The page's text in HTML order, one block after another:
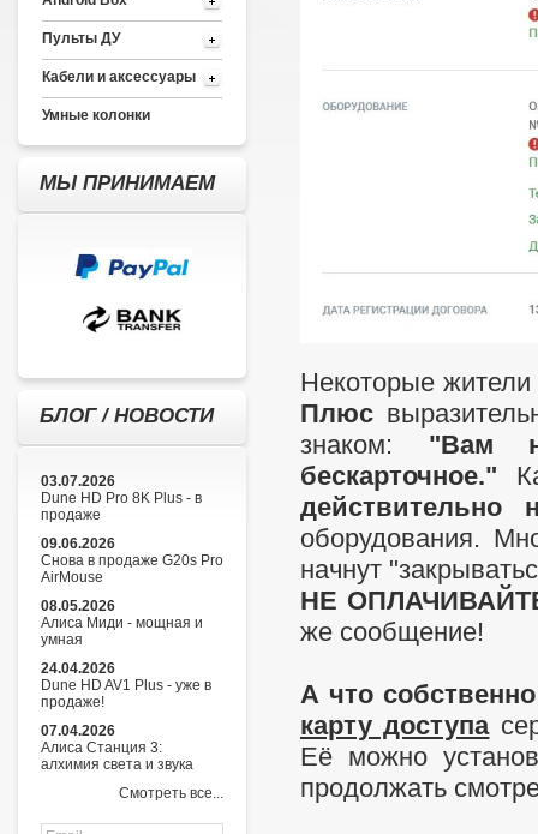
Пульты ДУ
Кабели и аксессуары
Умные колонки
МЫ ПРИНИМАЕМ
БЛОГ / НОВОСТИ
03.07.2026
Dune HD Pro 8K Plus - в
продаже
09.06.2026
Снова в продаже G20s Pro
AirMouse
08.05.2026
Алиса Миди - мощная и
умная
24.04.2026
Dune HD AV1 Plus - уже в
продаже!
07.04.2026
Алиса Станция 3:
алхимия света и звука
Смотреть все...
Некоторые
Плюс
знаком: "Вам
бескарточное."
действительно
оборудования.
начнут
НЕ
же сообщение!
А что
карту доступа
Её можно
продолжать